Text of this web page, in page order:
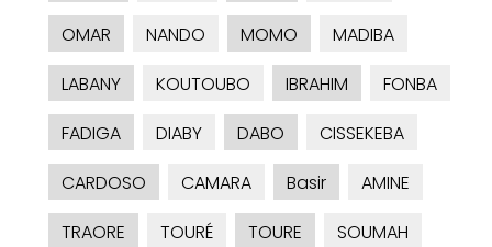
OMAR
NANDO MOMO
MADIBA
LABANY
KOUTOUBO IBRAHIM
FONBA
FADIGA
DIABY DABO
CISSEKEBA
CARDOSO
CAMARA Basir
AMINE
TRAORE
TOURÉ TOURE
SOUMAH